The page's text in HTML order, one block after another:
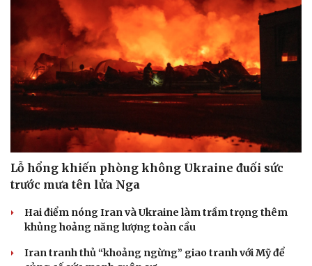
Lỗ hổng khiến phòng không Ukraine đuối sức
trước mưa tên lửa Nga
Hai điểm nóng Iran và Ukraine làm trầm trọng thêm
khủng hoảng năng lượng toàn cầu
Iran tranh thủ “khoảng ngừng” giao tranh với Mỹ để